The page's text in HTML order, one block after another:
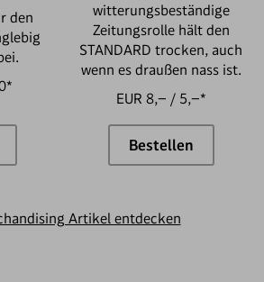
den
Baumwolltasche
witterungsbeständige
Zeitungsrolle hält den
STANDARD trocken, auch
wenn es draußen nass ist.
EUR 8,– / 5,–*
BestellenZeitungsrolle
Artikel entdecken